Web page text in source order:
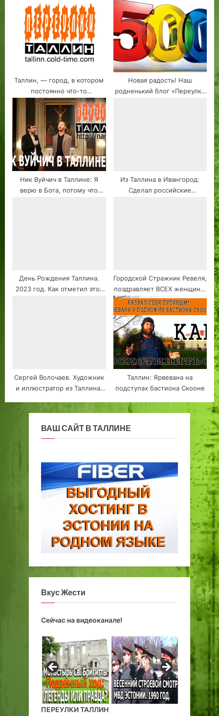
Таллин, — город, в котором
постоянно что-то
происходит. Открытие
собственного видео-блога.
Новая радость! Наш
родненький блог «Переулки
Ник Вуйчич в Таллине: Я
верю в Бога, потому что
Из Таллина в Ивангород:
Сделал российские
День Рождения Таллина.
2023 год. Как отметил этот
Городской Стражник Ревеля,
поздравляет ВСЕХ женщин с
праздником 8 марта
Сергей Волочаев. Художник
и иллюстратор из Таллина.
Таллин: Ярвевана на
подступах бастиона Скооне
ВАШ САЙТ В ТАЛЛИНЕ
Вкус Жести
Сейчас на видеоканале!
ПЕРЕУЛКИ ТАЛЛИН